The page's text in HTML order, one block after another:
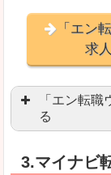
「エン
求
「エン転
る
3.マイナビ